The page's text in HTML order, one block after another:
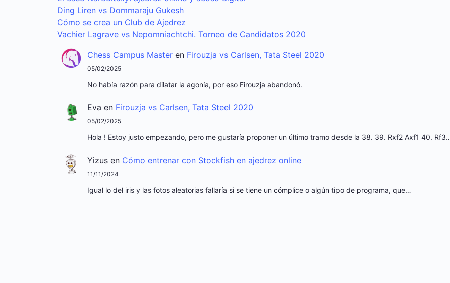
Ding Liren vs Dommaraju Gukesh
Cómo se crea un Club de Ajedrez
Vachier Lagrave vs Nepomniachtchi. Torneo de Candidatos 2020
Chess Campus Master en Firouzja vs Carlsen, Tata Steel 2020
05/02/2025
No había razón para dilatar la agonía, por eso Firouzja abandonó.
Eva en Firouzja vs Carlsen, Tata Steel 2020
05/02/2025
Hola ! Estoy justo empezando, pero me gustaría proponer un último tramo desde la 38. 39. Rxf2 Axf1 40.
Yizus en Cómo entrenar con Stockfish en ajedrez online
11/11/2024
Igual lo del iris y las fotos aleatorias fallaría si se tiene un cómplice o algún tipo de programa, que…